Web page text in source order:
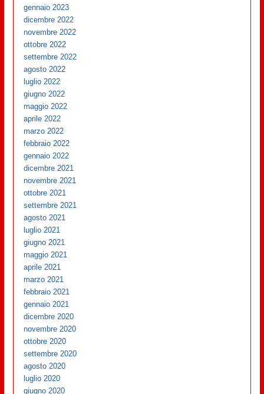
gennaio 2023
dicembre 2022
novembre 2022
ottobre 2022
settembre 2022
agosto 2022
luglio 2022
giugno 2022
maggio 2022
aprile 2022
marzo 2022
febbraio 2022
gennaio 2022
dicembre 2021
novembre 2021
ottobre 2021
settembre 2021
agosto 2021
luglio 2021
giugno 2021
maggio 2021
aprile 2021
marzo 2021
febbraio 2021
gennaio 2021
dicembre 2020
novembre 2020
ottobre 2020
settembre 2020
agosto 2020
luglio 2020
giugno 2020